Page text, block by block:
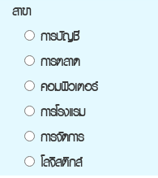
สาขา
การบัญชี
การตลาด
คอมพิวเตอร์
การโรงแรม
การจัดการ
โลจิสติกส์